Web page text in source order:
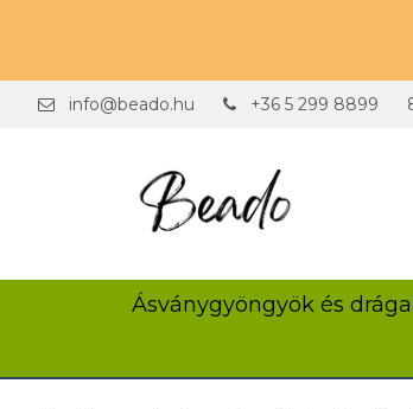
info@beado.hu +36 5 299 8899
Ásványgyöngyök és